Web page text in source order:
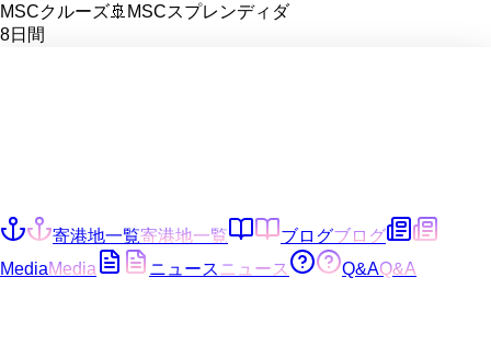
MSCクルーズ🚢 MSCスプレンディダ
8日間
寄港地一覧寄港地一覧 ブログブログ
MediaMedia ニュース ニュース Q&AQ&A